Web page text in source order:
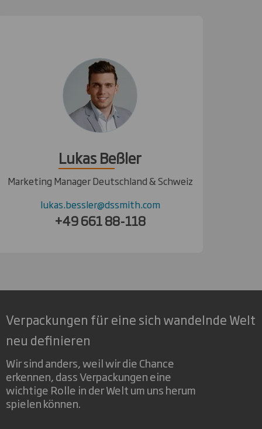
Lukas Beßler
Marketing Manager Deutschland & Schweiz
lukas.bessler@dssmith.com
+49 661 88-118
Verpackungen für eine sich wandelnde Welt
neu definieren
Wir sind anders, weil wir die Chance
erkennen, dass Verpackungen eine
wichtige Rolle in der Welt um uns herum
spielen können.